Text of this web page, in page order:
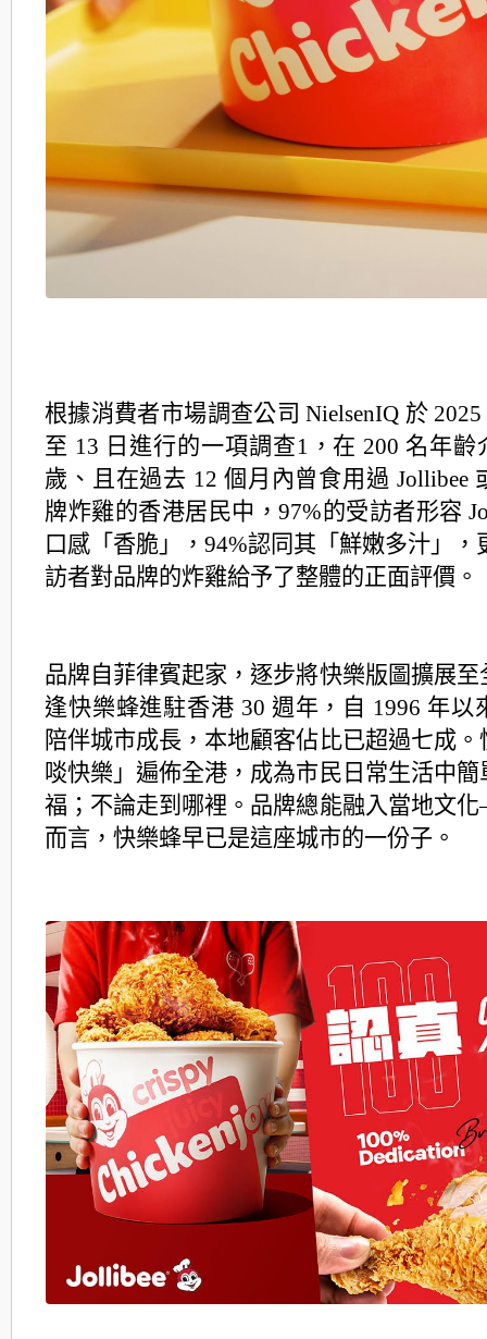
根據消費者市場調查公司 NielsenIQ 於
至 13 日進行的一項調查1，在 200 名年齡
歲、且在過去 12 個月內曾食用過 Jollibee
牌炸雞的香港居民中，97%的受訪者形容
口感「香脆」，94%認同其「鮮嫩多汁」，
訪者對品牌的炸雞給予了整體的正面評價。
品牌自菲律賓起家，逐步將快樂版圖擴展至
逢快樂蜂進駐香港 30 週年，自 1996 年以
陪伴城市成長，本地顧客佔比已超過七成
啖快樂」遍佈全港，成為市民日常生活中簡
福；不論走到哪裡。品牌總能融入當地文
而言， 快樂蜂早已是這座城市的一份子。